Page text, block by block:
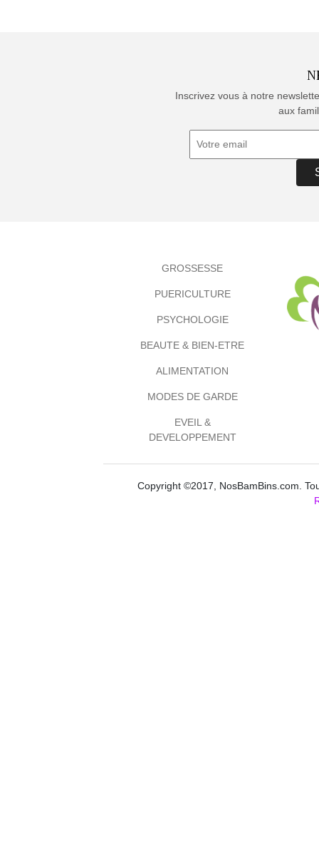
Inscrivez vous à notre
aux
GROSSESSE
PUERICULTURE
PSYCHOLOGIE
BEAUTE & BIEN-ETRE
ALIMENTATION
MODES DE GARDE
EVEIL &
DEVELOPPEMENT
Copyright ©2017, NosBamBins.com.